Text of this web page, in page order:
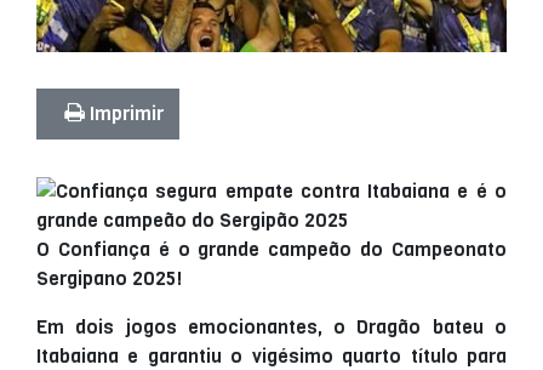
Imprimir
O Confiança é o grande campeão do Campeonato
Sergipano 2025!
Em dois jogos emocionantes, o Dragão bateu o
Itabaiana e garantiu o vigésimo quarto título para